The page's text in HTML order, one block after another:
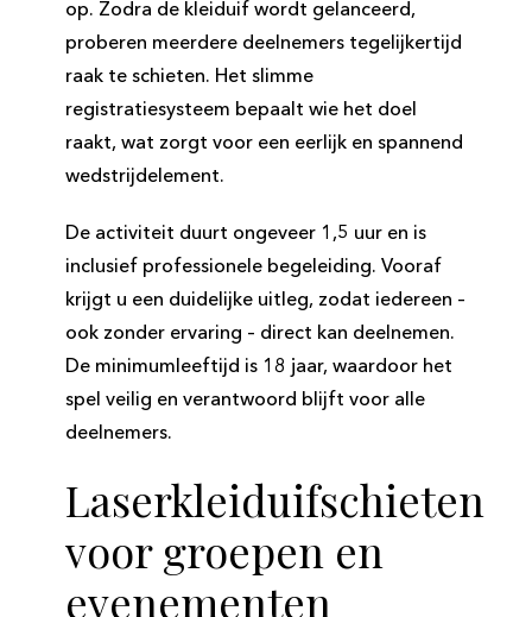
op. Zodra de kleiduif wordt gelanceerd,
proberen meerdere deelnemers tegelijkertijd
raak te schieten. Het slimme
registratiesysteem bepaalt wie het doel
raakt, wat zorgt voor een eerlijk en spannend
wedstrijdelement.
De activiteit duurt ongeveer 1,5 uur en is
inclusief professionele begeleiding. Vooraf
krijgt u een duidelijke uitleg, zodat iedereen –
ook zonder ervaring – direct kan deelnemen.
De minimumleeftijd is 18 jaar, waardoor het
spel veilig en verantwoord blijft voor alle
deelnemers.
Laserkleiduifschieten
voor groepen en
evenementen